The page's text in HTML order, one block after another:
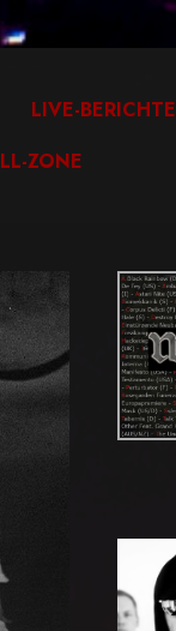
LIVE-BERICHTE
ZONE